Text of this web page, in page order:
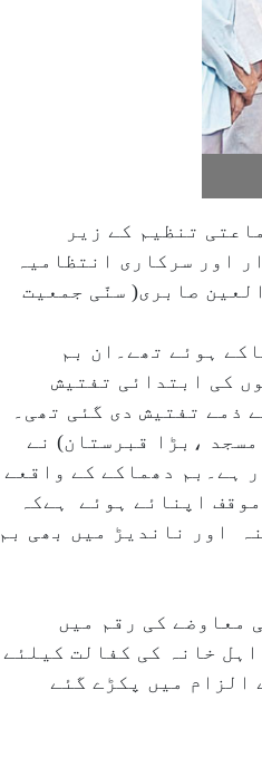
کُل جماعتی تنظیم کے زیر
اور سرکاری انتظامیہ
صوفی نورالعین صابری( سنّی جمعیت
کے موقع پر بم دھماکے ہوئے تھے۔ان بم
دھماکوں کی ابتدائی تفتیش
ذمے تفتیش دی گئی تھی۔
،بڑا قبرستان) نے
ہے۔بم دھماکے کے واقعے
اپنائے ہوئے ہےکہ
اور ناندیڑ میں بھی بم
لواحقین کو دی گئی معاوضے کی رقم میں
اہل خانہ کی کفالت کیلئے
مزید سہولیات کی فراہمی (۵) بم دھماکے کے الزام میں پکڑے گئے